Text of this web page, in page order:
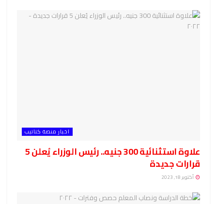
اخبار منصة كتاتيب
علاوة استثنائية 300 جنيه.. رئيس الوزراء يُعلن 5
قرارات جديدة
أكتوبر 18, 2023